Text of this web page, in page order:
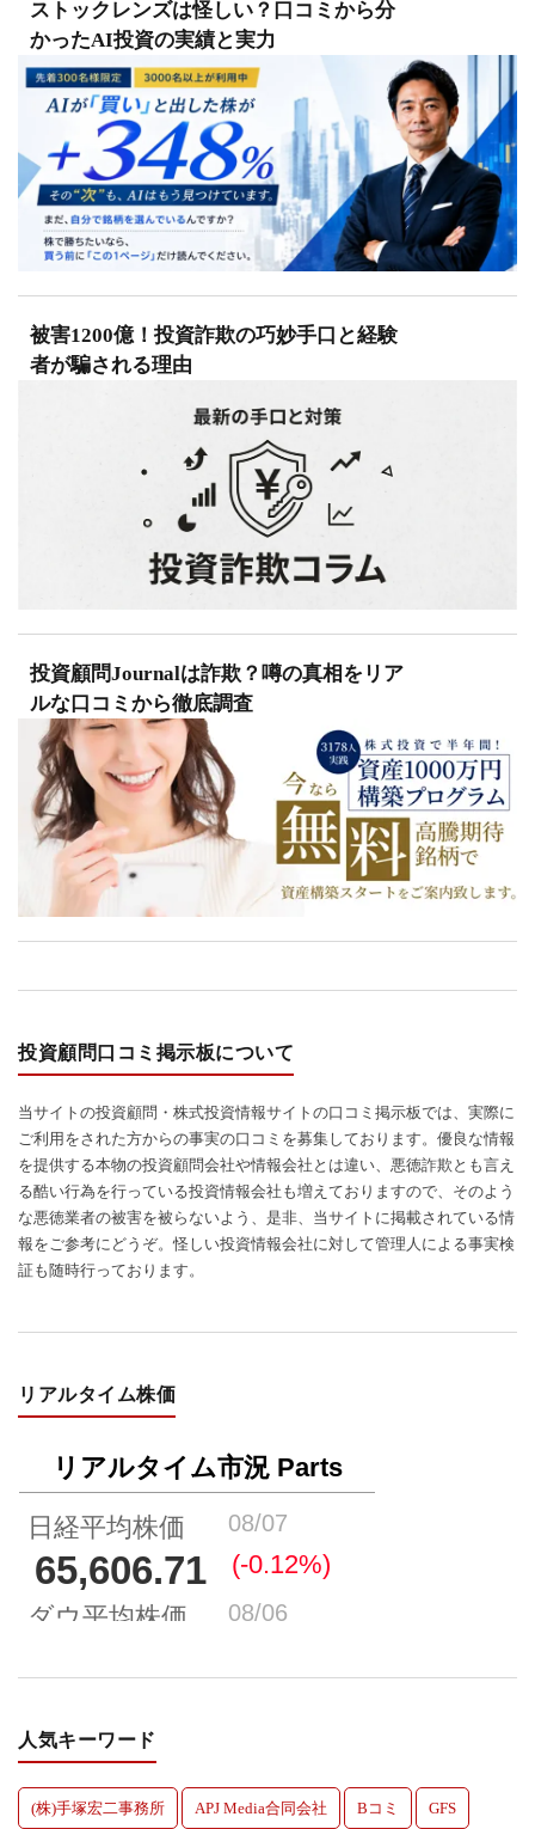
ストックレンズは怪しい？口コミから分
かったAI投資の実績と実力
被害1200億！投資詐欺の巧妙手口と経験
者が騙される理由
投資顧問Journalは詐欺？噂の真相をリア
ルな口コミから徹底調査
投資顧問口コミ掲示板について
当サイトの投資顧問・株式投資情報サイトの口コミ掲示板では、実際に
ご利用をされた方からの事実の口コミを募集しております。優良な情報
を提供する本物の投資顧問会社や情報会社とは違い、悪徳詐欺とも言え
る酷い行為を行っている投資情報会社も増えておりますので、そのよう
な悪徳業者の被害を被らないよう、是非、当サイトに掲載されている情
報をご参考にどうぞ。怪しい投資情報会社に対して管理人による事実検
証も随時行っております。
リアルタイム株価
人気キーワード
(株)手塚宏二事務所 APJ Media合同会社 Bコミ GFS